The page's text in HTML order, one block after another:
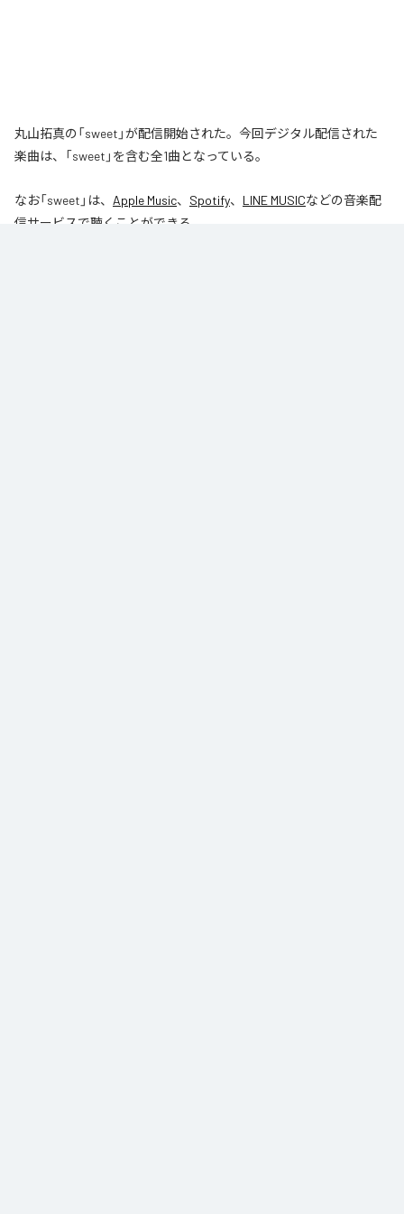
丸山拓真の「sweet」が配信開始された。今回デジタル配信された
楽曲は、「sweet」を含む全1曲となっている。
なお「sweet 」は、 Apple Music、 Spotify、 LINE MUSICなどの音楽配
信サービスで聴くことができる。